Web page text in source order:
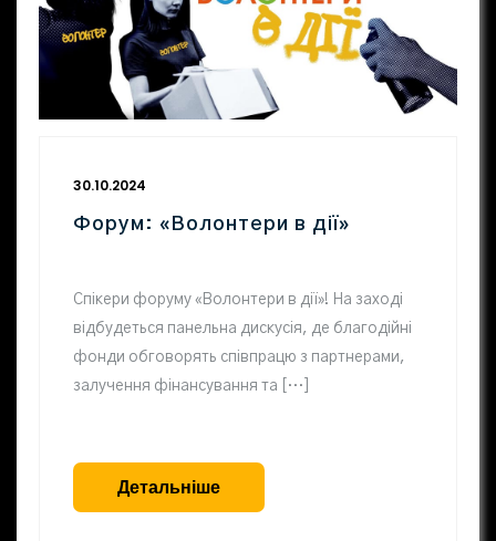
30.10.2024
Форум: «Волонтери в дії»
Спікери форуму «Волонтери в дії»! На заході
відбудеться панельна дискусія, де благодійні
фонди обговорять співпрацю з партнерами,
залучення фінансування та […]
Детальніше